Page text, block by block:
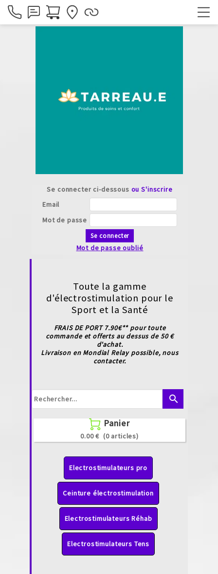
Se connecter ci-dessous ou S'inscrire
Email
Mot de passe
Se connecter
Mot de passe oublié
Toute la gamme
d'électrostimulation pour le
Sport et la Santé
FRAIS DE PORT 7.90€** pour toute
commande et offerts au dessus de 50 €
d'achat.
Livraison en Mondial Relay possible, nous
contacter.
search
 Panier
0.00 € (0 articles)
Electrostimulateurs pro
Ceinture électrostimulation
Electrostimulateurs Réhab
Electrostimulateurs Tens